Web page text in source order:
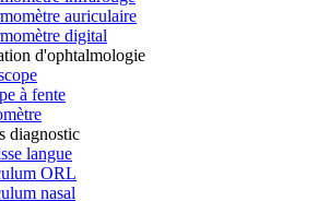
auriculaire
digital
d'ophtalmologie
à fente
diagnostic
langue
ORL
nasal